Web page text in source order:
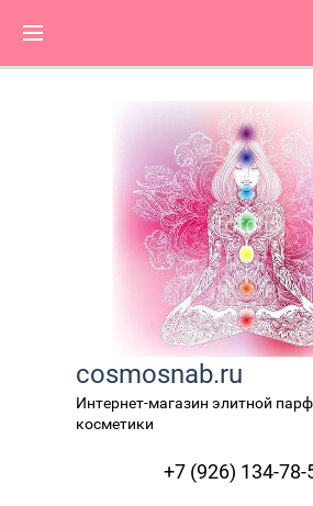
cosmosnab.ru
Интернет-магазин элитной
косметики
+7 (926) 134-78-